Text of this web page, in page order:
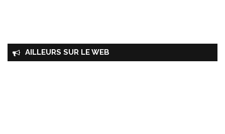
AILLEURS SUR LE WEB